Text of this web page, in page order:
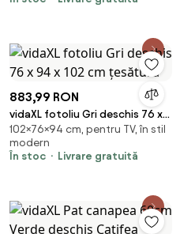
883,99 RON
vidaXL fotoliu Gri deschis 76 x
94 x 102 cm țesătură
102×76×94 cm, pentru TV, în stil
modern
În stoc
Livrare gratuită